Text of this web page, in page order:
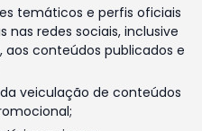
temáticos e perfis oficiais
nas redes sociais, inclusive
conteúdos publicados e
veiculação de conteúdos